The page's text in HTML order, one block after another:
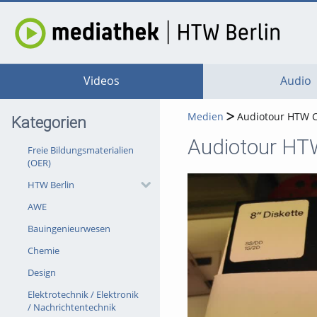
Videos Audio
Kategorien
Freie Bildungsmaterialien
(OER)
HTW Berlin
AWE
Bauingenieurwesen
Chemie
Design
Elektrotechnik / Elektronik
/ Nachrichtentechnik
Medien Audiotour HTW
Audiotour